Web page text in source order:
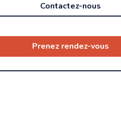
Contactez-nous
Prenez rendez-vous